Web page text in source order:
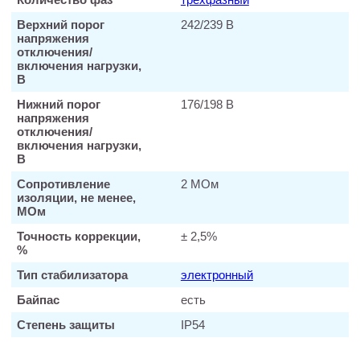
Верхний порог
напряжения
отключения/
включения нагрузки,
В
242/239 В
Нижний порог
напряжения
отключения/
включения нагрузки,
В
176/198 В
Сопротивление
изоляции, не менее,
МОм
2 МОм
Точность коррекции,
%
± 2,5%
Тип стабилизатора
электронный
Байпас
есть
Степень защиты
IP54